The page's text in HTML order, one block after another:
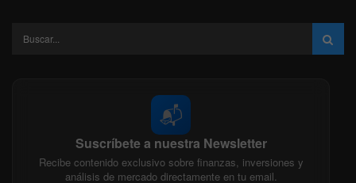
📬
Suscríbete a nuestra Newsletter
Recibe contenido exclusivo sobre finanzas, inversiones y
análisis de mercado directamente en tu email.